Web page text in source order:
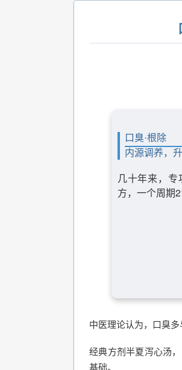
口臭·根除
内源调养，升
几十年来，
方，一个周期
中医理论认为，口臭
经典方剂半夏泻心汤
基础。